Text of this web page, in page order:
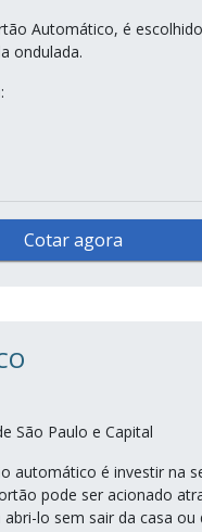
Automático, é
ondulada.
Cotar agora
São Paulo e Capital
automático é investir na
pode ser acionado
lo sem sair da casa ou